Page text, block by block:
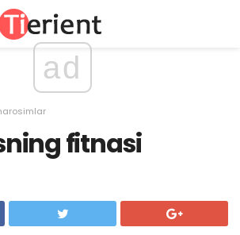
ad
fitnasi